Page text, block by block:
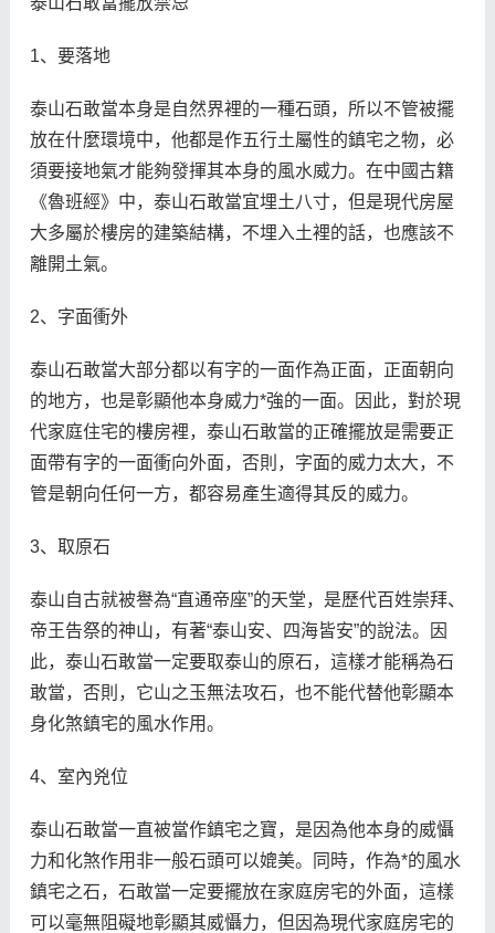
1、要落地
泰山石敢當本身是自然界裡的一種石頭，所以不管被擺
放在什麼環境中，他都是作五行土屬性的鎮宅之物，必
須要接地氣才能夠發揮其本身的風水威力。在中國古籍
《魯班經》中，泰山石敢當宜埋土八寸，但是現代房屋
大多屬於樓房的建築結構，不埋入土裡的話，也應該不
離開土氣。
2、字面衝外
泰山石敢當大部分都以有字的一面作為正面，正面朝向
的地方，也是彰顯他本身威力*強的一面。因此，對於現
代家庭住宅的樓房裡，泰山石敢當的正確擺放是需要正
面帶有字的一面衝向外面，否則，字面的威力太大，不
管是朝向任何一方，都容易產生適得其反的威力。
3、取原石
泰山自古就被譽為“直通帝座”的天堂，是歷代百姓崇拜、
帝王告祭的神山，有著“泰山安、四海皆安”的說法。因
此，泰山石敢當一定要取泰山的原石，這樣才能稱為石
敢當，否則，它山之玉無法攻石，也不能代替他彰顯本
身化煞鎮宅的風水作用。
4、室內兇位
泰山石敢當一直被當作鎮宅之寶，是因為他本身的威懾
力和化煞作用非一般石頭可以媲美。同時，作為*的風水
鎮宅之石，石敢當一定要擺放在家庭房宅的外面，這樣
可以毫無阻礙地彰顯其威懾力，但因為現代家庭房宅的